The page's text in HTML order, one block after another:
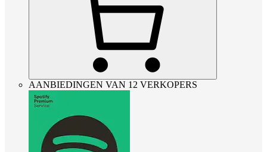
AANBIEDINGEN VAN 12 VERKOPERS